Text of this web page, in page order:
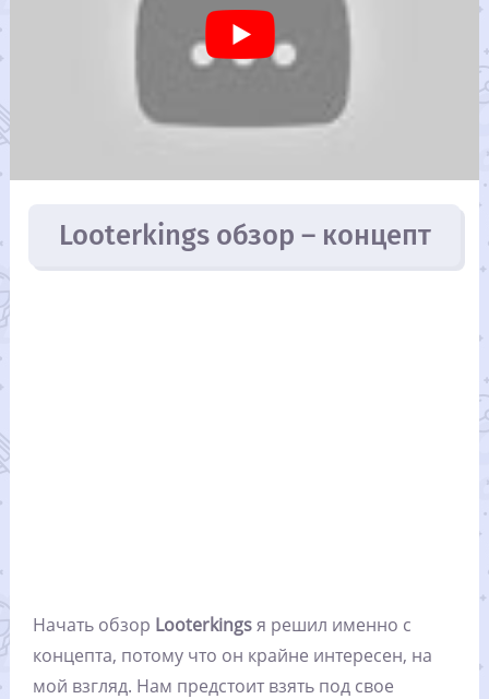
Looterkings обзор – концепт
Начать обзор Looterkingsя решил именно с
концепта, потому что он крайне интересен, на
мой взгляд. Нам предстоит взять под свое